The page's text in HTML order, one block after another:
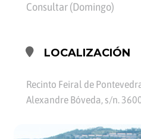
Consultar (Domingo)
LOCALIZACIÓN
Recinto Feiral de
Alexandre Bóveda, s/n.